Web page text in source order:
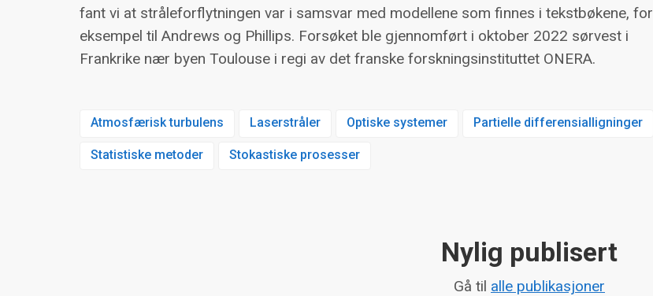
fant vi at stråleforflytningen var i samsvar med modellene som finnes i tekstbøkene, for
eksempel til Andrews og Phillips. Forsøket ble gjennomført i oktober 2022 sørvest i
Frankrike nær byen Toulouse i regi av det franske forskningsinstituttet ONERA.
Atmosfærisk turbulens Laserstråler Optiske systemer Partielle differensialligninger
Statistiske metoder Stokastiske prosesser
Nylig publisert
Gå til alle publikasjoner